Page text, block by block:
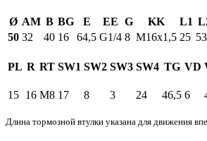
Ø AM B BG E EE G KK L1
50 32 40 16 64,5 G1/4 8 M16x1,5 25
PL R RT SW1 SW2 SW3 SW4 TG VD
15 16 M8 17 8 3 24 46,5 6
Длина тормозной втулки указана для движения